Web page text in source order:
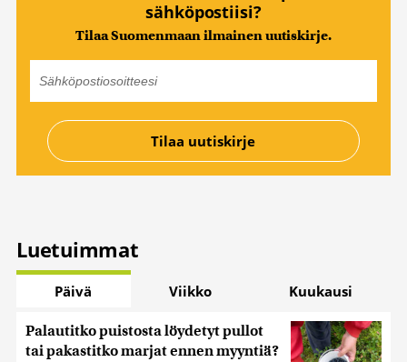
sähköpostiisi?
Tilaa Suomenmaan ilmainen uutiskirje.
Luetuimmat
Päivä Viikko Kuukausi
Palautitko puistosta löydetyt pullot
tai pakastitko marjat ennen myyntiä?